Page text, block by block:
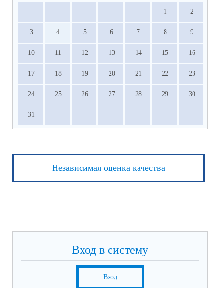
1 2
3 4 5 6 7 8 9
10 11 12 13 14 15 16
17 18 19 20 21 22 23
24 25 26 27 28 29 30
31
Независимая оценка качества
Вход в систему
Вход